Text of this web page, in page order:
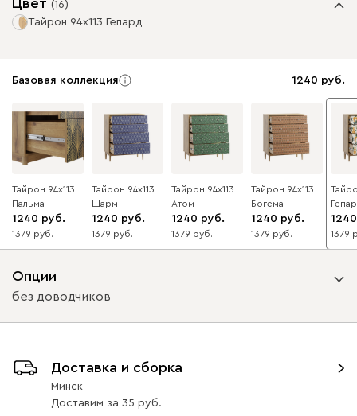
(16)
Тайрон 94x113 Гепард
Базовая коллекция 1240
Тайрон 94x113
Пальма ​
1240
10
1379
Тайрон 94x113
Шарм ​
1240
10
1379
Тайрон 94x113
Атом
1240
10
1379
Тайрон 94x113
Богема ​
1240
10
1379
1240
10
1379
Опции
без доводчиков
с доводчиками без доводчиков
Доставка и сборка
Минск
Доставим за 35